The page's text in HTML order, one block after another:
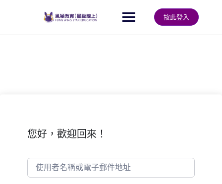
按此登入
您好，歡迎回來！